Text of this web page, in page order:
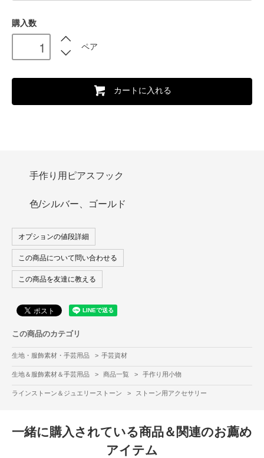
購入数
ペア
カートに入れる
手作り用ピアスフック
色/シルバー、ゴールド
オプションの値段詳細
この商品について問い合わせる
この商品を友達に教える
この商品のカテゴリ
生地・服飾素材・手芸用品 > 手芸資材
生地＆服飾素材＆手芸用品 > 商品一覧 > 手作り用小物
ラインストーン＆ジュエリーストーン > ストーン用アクセサリー
一緒に購入されている商品＆関連のお薦め
アイテム